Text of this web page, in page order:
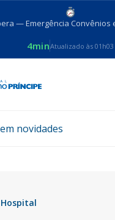
— Emergência Convênios
4minAtualizado às 01h03
Hospital